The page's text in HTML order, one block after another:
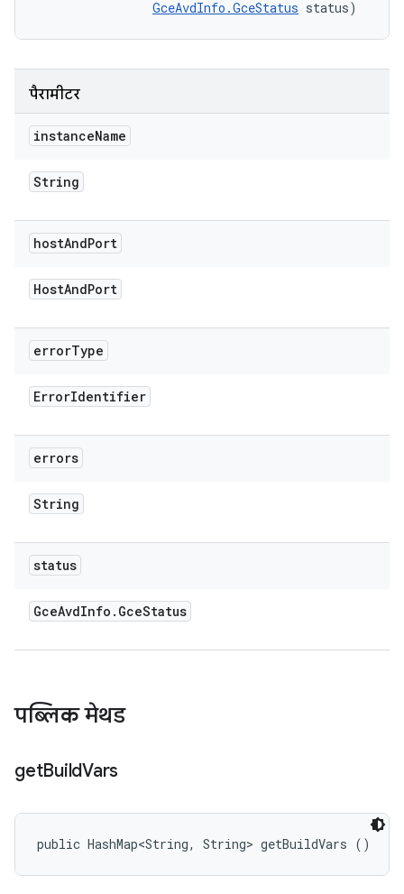
GceAvdInfo.GceStatus status)
पैरामीटर
instanceName
String
hostAndPort
HostAndPort
errorType
ErrorIdentifier
errors
String
status
GceAvdInfo . GceStatus
पब्लिक मेथड
getBuildVars
public HashMap<String, String> getBuildVars ()